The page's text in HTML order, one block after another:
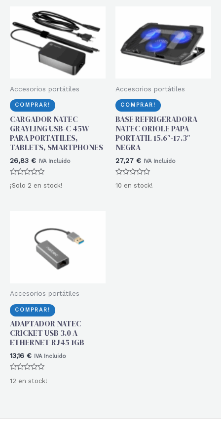
Accesorios portátiles
COMPRAR!
CARGADOR NATEC
GRAYLING USB-C 45W
PARA PORTATILES,
TABLETS, SMARTPHONES
26,83 € IVA Incluido
Valorado
con
¡Solo 2 en stock!
Accesorios portátiles
COMPRAR!
BASE REFRIGERADORA
NATEC ORIOLE PAPA
PORTATIL 15.6″-17.3″
NEGRA
27,27 € IVA Incluido
con
10 en stock!
Accesorios portátiles
COMPRAR!
ADAPTADOR NATEC
CRICKET USB 3.0 A
ETHERNET RJ45 1GB
13,16 € IVA Incluido
con
12 en stock!